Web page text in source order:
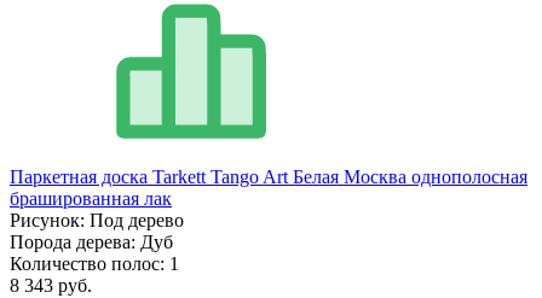
Паркетная доска Tarkett Tango Art Белая Москва однополосная
брашированная лак
Рисунок: Под дерево
Порода дерева: Дуб
Количество полос: 1
8 343 руб.